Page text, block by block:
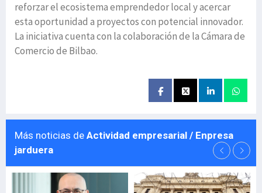
reforzar el ecosistema emprendedor local y acercar
esta oportunidad a proyectos con potencial innovador.
La iniciativa cuenta con la colaboración de la Cámara de
Comercio de Bilbao.
Más noticias de Actividad empresarial / Enpresa
jarduera